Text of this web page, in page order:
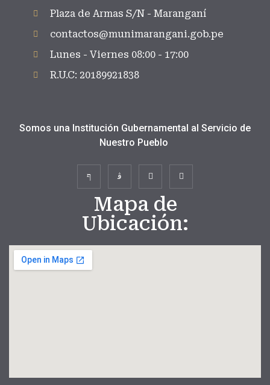
Plaza de Armas S/N - Maranganí
contactos@munimarangani.gob.pe
Lunes - Viernes 08:00 - 17:00
R.U.C: 20189921838
Somos una Institución Gubernamental al Servicio de
Nuestro Pueblo
Mapa de
Ubicación: